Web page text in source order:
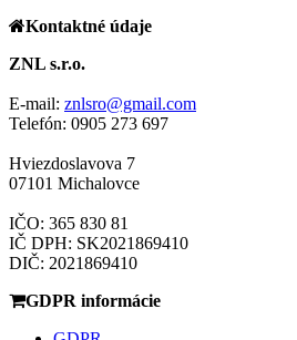
Kontaktné údaje
ZNL s.r.o.
E-mail: znlsro@gmail.com
Telefón: 0905 273 697
Hviezdoslavova 7
07101 Michalovce
IČO: 365 830 81
IČ DPH: SK2021869410
DIČ: 2021869410
GDPR informácie